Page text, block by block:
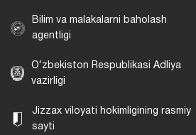
Bilim va malakalarni baholash
agentligi
O‘zbekiston Respublikasi Adliya
vazirligi
Jizzax viloyati hokimligining rasmiy
sayti